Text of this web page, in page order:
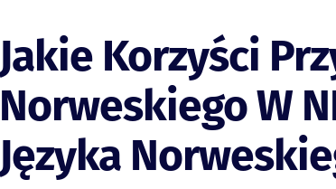
Jakie Korzyści
Norweskiego W
Języka